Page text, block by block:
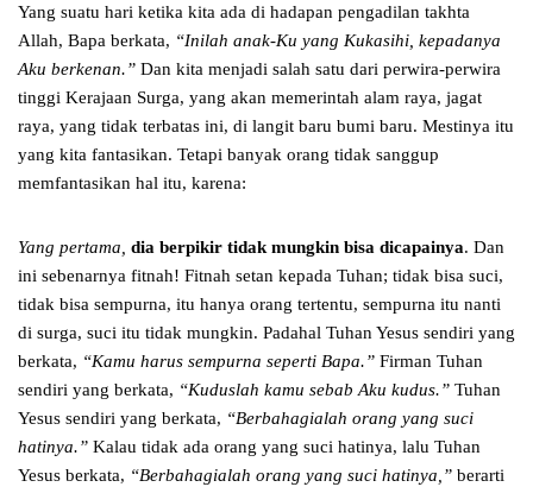
Yang suatu hari ketika kita ada di hadapan pengadilan takhta
Allah, Bapa berkata, “Inilah anak-Ku yang Kukasihi, kepadanya
Aku berkenan.” Dan kita menjadi salah satu dari perwira-perwira
tinggi Kerajaan Surga, yang akan memerintah alam raya, jagat
raya, yang tidak terbatas ini, di langit baru bumi baru. Mestinya itu
yang kita fantasikan. Tetapi banyak orang tidak sanggup
memfantasikan hal itu, karena:
Yang pertama, dia berpikir tidak mungkin bisa dicapainya. Dan
ini sebenarnya fitnah! Fitnah setan kepada Tuhan; tidak bisa suci,
tidak bisa sempurna, itu hanya orang tertentu, sempurna itu nanti
di surga, suci itu tidak mungkin. Padahal Tuhan Yesus sendiri yang
berkata, “Kamu harus sempurna seperti Bapa.” Firman Tuhan
sendiri yang berkata, “Kuduslah kamu sebab Aku kudus.” Tuhan
Yesus sendiri yang berkata, “Berbahagialah orang yang suci
hatinya.” Kalau tidak ada orang yang suci hatinya, lalu Tuhan
Yesus berkata, “Berbahagialah orang yang suci hatinya,” berarti